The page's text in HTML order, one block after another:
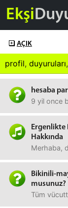
Ekşi
AÇIK
profil, duyuruları,
hesaba
9 yil once
Ergenlikte
Hakkında
Merhaba,
Bikinili-
musunuz?
Tüm